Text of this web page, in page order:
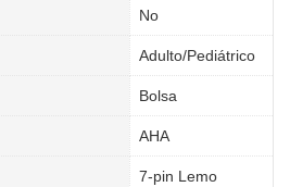
No
Adulto/Pediátrico
Bolsa
AHA
7-pin Lemo